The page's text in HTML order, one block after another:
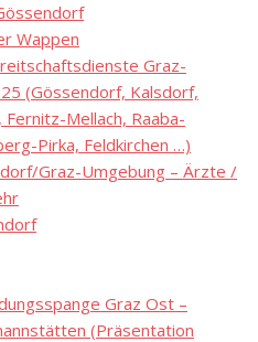
Wappen
Graz-
(Gössendorf, Kalsdorf,
Mellach, Raaba-
Pirka, Feldkirchen …)
Graz-Umgebung – Ärzte /
Graz Ost –
(Präsentation